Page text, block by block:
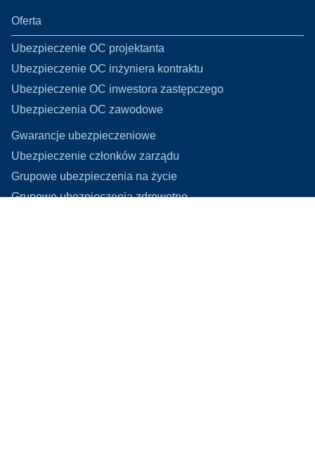
Oferta
Ubezpieczenie OC projektanta
Ubezpieczenie OC inżyniera kontraktu
Ubezpieczenie OC inwestora zastępczego
Ubezpieczenia OC zawodowe
Gwarancje ubezpieczeniowe
Ubezpieczenie członków zarządu
Grupowe ubezpieczenia na życie
Grupowe ubezpieczenia zdrowotne